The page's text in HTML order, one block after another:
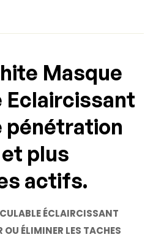
Masque
Eclaircissant
pénétration
plus
actifs.
ÉCLAIRCISSANT
ÉLIMINER LES TACHES